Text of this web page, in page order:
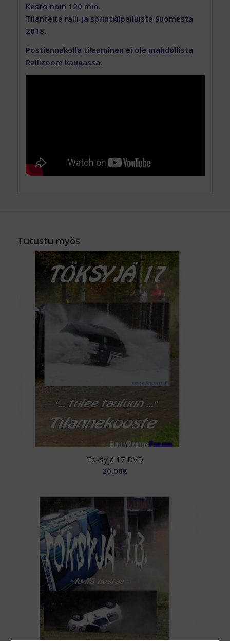
Kesto noin 120 min.
Tilanteita ralli-ja sprintkilpailuista Suomesta
2018.
Postiennakolla tilaaminen ei ole mahdollista
Rallizoom kaupassa.
Tutustu myös
Töksyjä 17 DVD
20,00€